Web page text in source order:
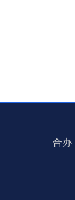
合办